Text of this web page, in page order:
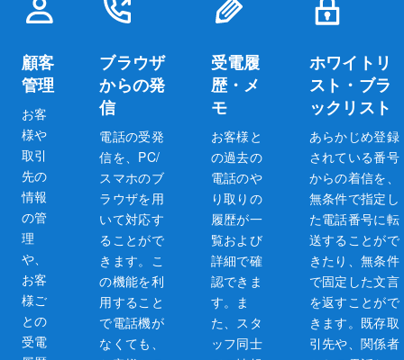
顧客
管理
お客
様や
取引
先の
情報
の管
理
や、
お客
様ご
との
受電
ブラウザ
からの発
信
電話の受発
信を、PC/
スマホのブ
ラウザを用
いて対応す
ることがで
きます。こ
の機能を利
用すること
で電話機が
なくても、
受電履
歴・メ
モ
お客様と
の過去の
電話のや
り取りの
履歴が一
覧および
詳細で確
認できま
す。ま
た、スタ
ッフ同士
ホワイトリ
スト・ブラ
ックリスト
あらかじめ登録
されている番号
からの着信を、
無条件で指定し
た電話番号に転
送することがで
きたり、無条件
で固定した文言
を返すことがで
きます。既存取
引先や、関係者